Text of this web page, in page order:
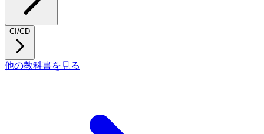
CI/CD
他の教科書を見る